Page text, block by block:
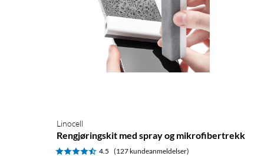
Linocell
Rengjøringskit med spray og mikrofibertrekk
4.5 (127 kundeanmeldelser)